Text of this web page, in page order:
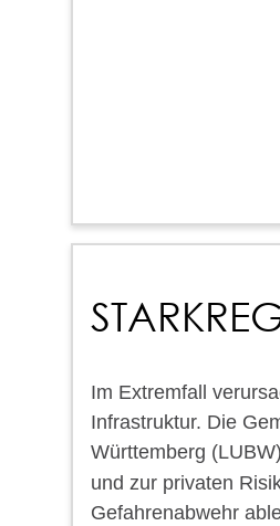
Im Extremfall
Infrastruktur. Die
Württemberg
und zur privaten
Gefahrenabwehr